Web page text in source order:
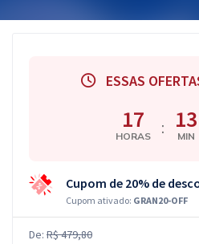
ESSAS
17
HORAS : 13
MIN
Cupom de 20% de
Cupom ativado: GRAN20-OFF
De: R$ 479,80